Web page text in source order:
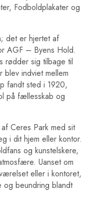
Fodboldplakater og
det er hjertet af
AGF – Byens Hold.
rødder sig tilbage til
indviet mellem
fandt sted i 1920,
på fællesskab og
Ceres Park med sit
i dit hjem eller kontor.
og kunstelskere,
Uanset om
eller i kontoret,
beundring blandt